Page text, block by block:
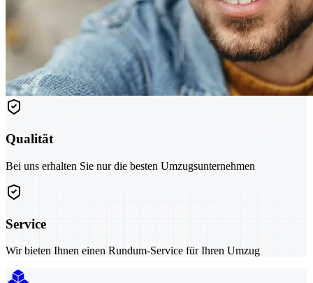
Qualität
Bei uns erhalten Sie nur die besten Umzugsunternehmen
Service
Wir bieten Ihnen einen Rundum-Service für Ihren Umzug